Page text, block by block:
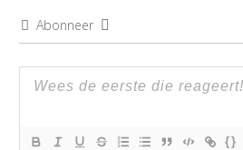
Abonneer
{}